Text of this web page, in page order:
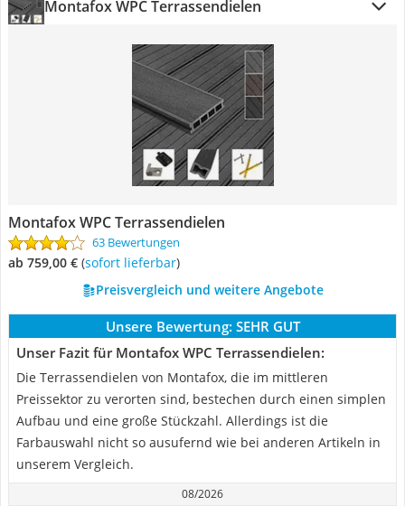
Montafox WPC Terrassendielen
Montafox WPC Terrassendielen
63 Bewertungen
ab 759,00 € ( Sofort lieferbar)
Preisvergleich und weitere Angebote
Unsere Bewertung: SEHR GUT
Unser Fazit für Montafox WPC Terrassendielen:
Die Terrassendielen von Montafox, die im mittleren
Preissektor zu verorten sind, bestechen durch einen simplen
Aufbau und eine große Stückzahl. Allerdings ist die
Farbauswahl nicht so ausufernd wie bei anderen Artikeln in
unserem Vergleich.
08/2026